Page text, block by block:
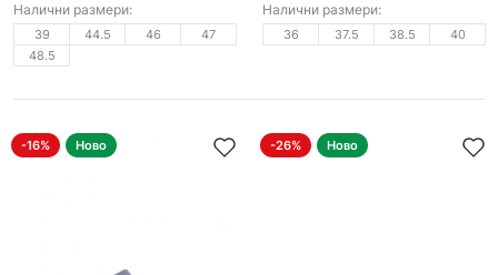
Налични размери:
39 44.5 46
47
48.5
Налични размери:
36 37.5 38.5 40
-16% Ново -26% Ново